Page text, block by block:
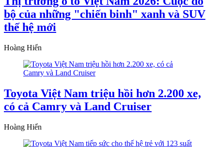
bộ của những "chiến binh" xanh và SUV
thế hệ mới
Hoàng Hiển
Toyota Việt Nam triệu hồi hơn 2.200 xe,
có cả Camry và Land Cruiser
Hoàng Hiển